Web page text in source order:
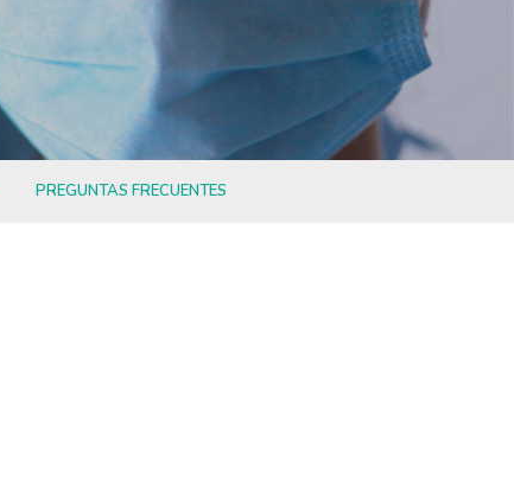
PREGUNTAS FRECUENTES